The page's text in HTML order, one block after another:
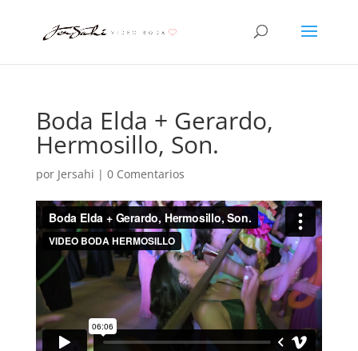
Boda Elda + Gerardo,
Hermosillo, Son.
por Jersahi | 0 Comentarios